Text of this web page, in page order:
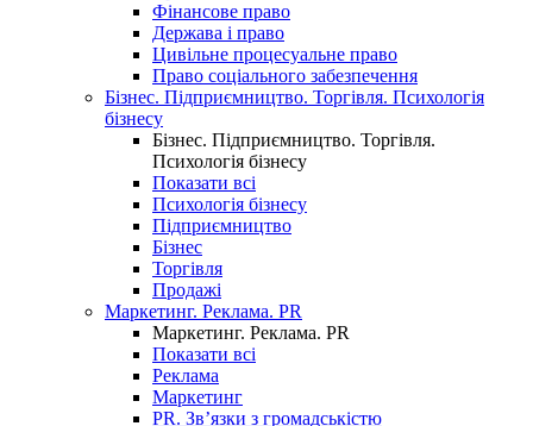
Фінансове право
Держава і право
Цивільне процесуальне право
Право соціального забезпечення
Бізнес. Підприємництво. Торгівля. Психологія
бізнесу
Бізнес. Підприємництво. Торгівля.
Психологія бізнесу
Показати всі
Психологія бізнесу
Підприємництво
Бізнес
Торгівля
Продажі
Маркетинг. Реклама. PR
Маркетинг. Реклама. PR
Показати всі
Реклама
Маркетинг
PR. Зв’язки з громадськістю